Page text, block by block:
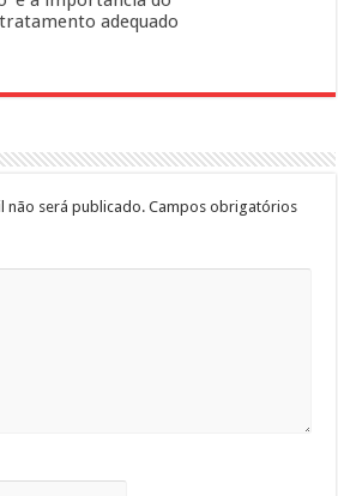
adequado
não será publicado. Campos obrigatórios